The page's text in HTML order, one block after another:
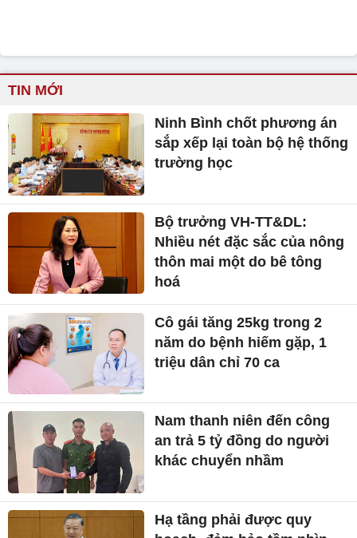
TIN MỚI
Ninh Bình chốt phương án
sắp xếp lại toàn bộ hệ thống
trường học
Bộ trưởng VH-TT&DL:
Nhiều nét đặc sắc của nông
thôn mai một do bê tông
hoá
Cô gái tăng 25kg trong 2
năm do bệnh hiếm gặp, 1
triệu dân chỉ 70 ca
Nam thanh niên đến công
an trả 5 tỷ đồng do người
khác chuyển nhầm
Hạ tầng phải được quy